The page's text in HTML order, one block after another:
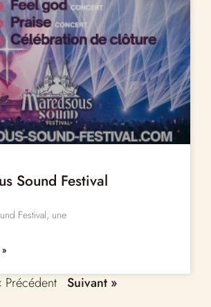
Sound Festival
Festival, une
Précédent Suivant »